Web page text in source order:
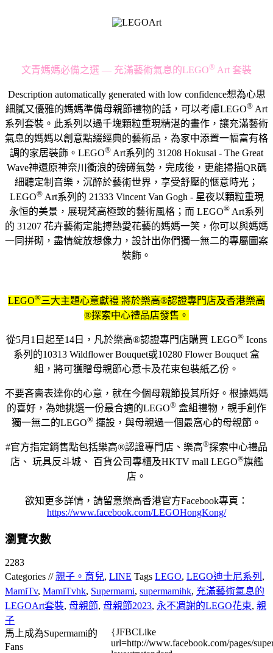
文青媽媽必備之選 — 充滿藝術氣息的LEGO® Art 套裝
Description automatically generated with low confidence想為心思
細膩又優雅的媽媽準備母親節禮物的話，可以考慮LEGO®️ Art
系列套裝。此系列以過千塊顆粒重現精湛的畫作，讓充滿藝術
氣息的媽媽以創意點綴經典的藝術品，為家中添置一幅富有格
調的家居裝飾。LEGO®️ Art系列的 31208 Hokusai - The Great
Wave神還原神奈川衝浪的磅礡氣勢，完成後，更能掃描QR碼
細聽定制音樂，沉醉於藝術世界，享受舒壓的愜意時光；
LEGO®️Art系列的 21333 Vincent Van Gogh - 星夜以顆粒重現
永恒的美景，展現梵高極致的藝術風格；而 LEGO®️ Art系列
的 31207 花卉藝術定能搏熱愛花藝的媽媽一笑，你可以與媽媽
一同拼砌，盡情綻放想像力，設計出你們獨一無二的專屬圖案
裝飾。
LEGO®三大主題心意獻禮 將於樂高®認證專門店及香港樂高
®探索中心禮品店發售。
從5月1日起至14日，凡於樂高®認證專門店購買 LEGO®️ Icons
系列的10313 Wildflower Bouquet或10280 Flower Bouquet 盒
組，將可獲贈母親節心意卡及花束包裝紙乙份。
不要吝嗇表達你的心意，就在今個母親節投其所好。根據媽媽
的喜好，為她挑選一份最合適的LEGO®️ 盒組禮物，親手創作
獨一無二的LEGO®️ 擺設，與母親過一個最窩心的母親節。
#官方指定銷售點包括樂高®認證專門店、樂高®探索中心禮品
店、 玩具反斗城、 百貨公司專櫃及HKTV mall LEGO®旗艦
店。
欲知更多詳情，請留意樂高香港官方Facebook專頁：
https://www.facebook.com/LEGOHongKong/
瀏覽次數
2283
Categories //親子。育兒, LINE Tags LEGO, LEGO迪士尼系列 ,
MamiTv, MamiTvhk, Supermami, supermamihk, 充滿藝術氣息的
LEGOArt套裝, 母親節, 母親節2023, 永不凋謝的LEGO花束, 親
子
馬上成為Supermami的
Fans
{JFBCLike
url=http://www.facebook.com/pages/